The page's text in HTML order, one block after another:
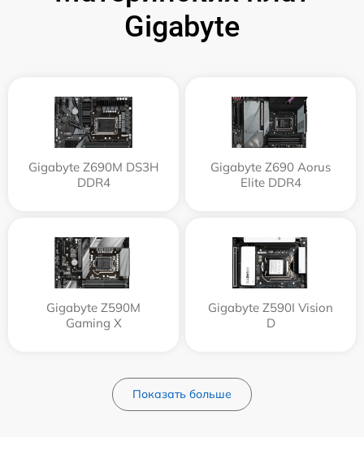
Gigabyte
Gigabyte Z690M DS3H
DDR4
Gigabyte Z690 Aorus
Elite DDR4
Gigabyte Z590M
Gaming X
Gigabyte Z590I Vision
D
Показать больше